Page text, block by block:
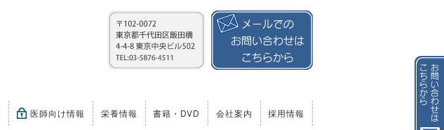
医師向け情報 栄養情報 書籍・DVD 会社案内 採用情報